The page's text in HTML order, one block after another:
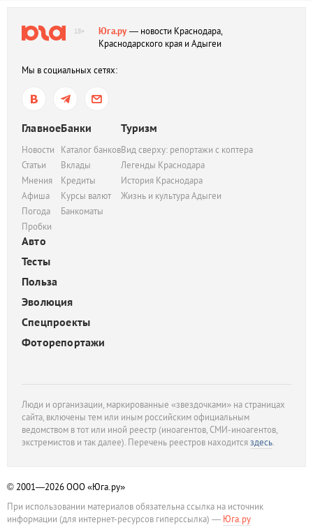
18+ Юга.ру— новости Краснодара,
Краснодарского края и Адыгеи
Мы в социальных сетях:
Главное
Новости
Статьи
Мнения
Афиша
Погода
Пробки
Банки
Каталог банков
Вклады
Кредиты
Курсы валют
Банкоматы
Туризм
Вид сверху: репортажи с коптера
Легенды Краснодара
История Краснодара
Жизнь и культура Адыгеи
Авто
Тесты
Польза
Эволюция
Спецпроекты
Фоторепортажи
Люди и организации, маркированные «звездочками» на страницах
сайта, включены тем или иным российским официальным
ведомством в тот или иной реестр (иноагентов, СМИ-иноагентов,
экстремистов и так далее). Перечень реестров находитсяздесь.
© 2001—2026ООО «Юга.ру»
При использовании материалов обязательна ссылка на источник
информации (для интернет-ресурсов гиперссылка) — Юга.ру